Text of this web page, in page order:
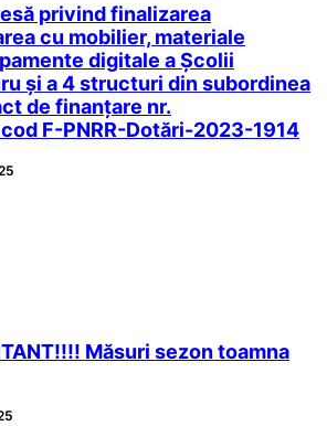
privind finalizarea
cu mobilier, materiale
digitale a Școlii
și a 4 structuri din subordinea
de finanțare nr.
F-PNRR-Dotări-2023-1914
Măsuri sezon toamna